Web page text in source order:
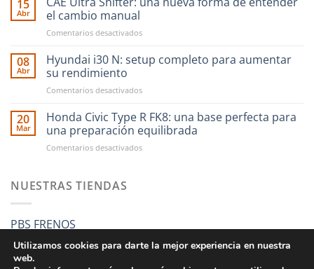
en
Motorsport
fácil
nunca
15
Abr
el cambio manual
Comentarios desactivadosen
Ultra
Shifter:
nueva
de
entender
cambio
08
Abr
Hyundai i30 N: setup completo para aumentar
su rendimiento
Comentarios desactivadosen
i30
setup
completo
20
Mar
Honda Civic Type R FK8: una base perfecta para
una preparación equilibrada
Comentarios desactivadosen
base
perfecta
NUESTRAS TIENDAS
PBS FRENOS
Utilizamos cookies para darte la mejor experiencia en nuestra
web.